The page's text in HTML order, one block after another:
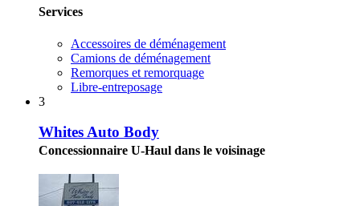
Services
Accessoires de déménagement
Camions de déménagement
Remorques et remorquage
Libre-entreposage
3
Whites Auto Body
Concessionnaire U-Haul dans le voisinage